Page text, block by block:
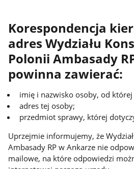
Korespondencja
adres Wydziału
Polonii Ambasady
powinna zawierać:
imię i nazwisko osoby, od
adres tej osoby;
przedmiot sprawy, której
Uprzejmie informujemy, że
Ambasady RP w Ankarze nie
mailowe, na które odpowiedzi